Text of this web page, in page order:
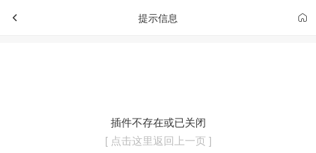
提示信息
插件不存在或已关闭
[ 点击这里返回上一页 ]